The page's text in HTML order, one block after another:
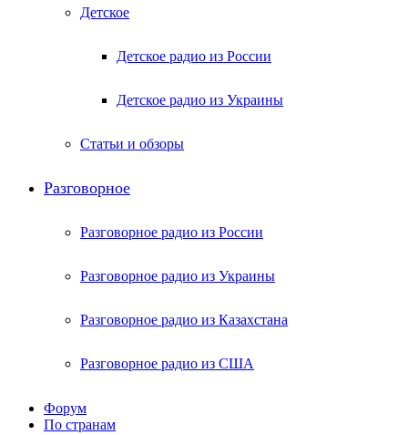
Детское
Детское радио из России
Детское радио из Украины
Статьи и обзоры
Разговорное
Разговорное радио из России
Разговорное радио из Украины
Разговорное радио из Казахстана
Разговорное радио из США
Форум
По странам